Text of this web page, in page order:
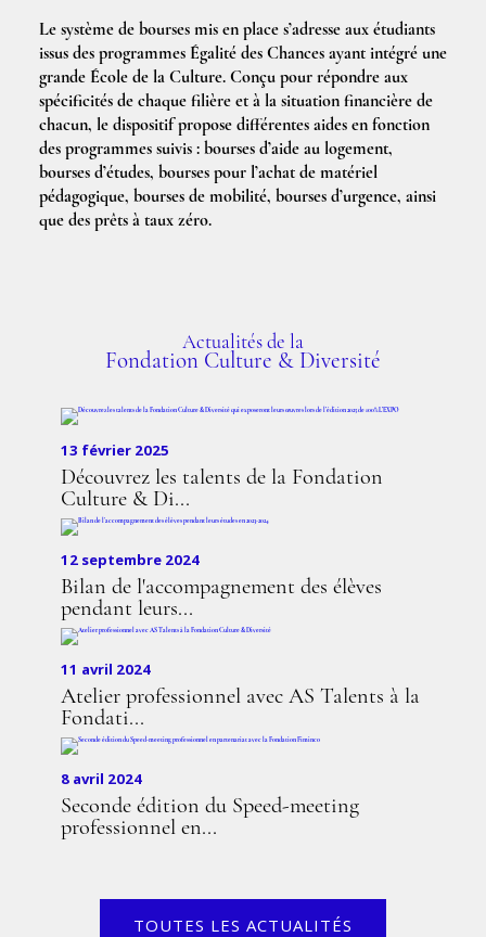
Le système de bourses mis en place s’adresse aux étudiants
issus des programmes Égalité des Chances ayant intégré une
grande École de la Culture. Conçu pour répondre aux
spécificités de chaque filière et à la situation financière de
chacun, le dispositif propose différentes aides en fonction
des programmes suivis : bourses d’aide au logement,
bourses d’études, bourses pour l’achat de matériel
pédagogique, bourses de mobilité, bourses d’urgence, ainsi
que des prêts à taux zéro.
Actualités de la
Fondation Culture & Diversité
13 février 2025
Découvrez les talents de la Fondation
Culture & Di...
12 septembre 2024
Bilan de l'accompagnement des élèves
pendant leurs...
11 avril 2024
Atelier professionnel avec AS Talents à la
Fondati...
8 avril 2024
Seconde édition du Speed-meeting
professionnel en...
TOUTES LES ACTUALITÉS